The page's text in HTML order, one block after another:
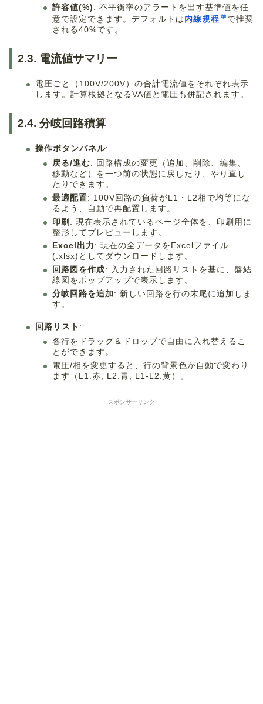
許容値(%) : 不平衡率のアラートを出す基準値を任
意で設定できます。デフォルトは 内線規程
で推奨
される40%です。
2.3. 電流値サマリー
電圧ごと（100V/200V）の合計電流値をそれぞれ表示
します。計算根拠となるVA値と電圧も併記されます。
2.4. 分岐回路積算
操作ボタンパネル:
戻る/進む: 回路構成の変更（追加、削除、編集、
移動など）を一つ前の状態に戻したり、やり直し
たりできます。
最適配置: 100V回路の負荷がL1・L2相で均等にな
るよう、自動で再配置します。
印刷 : 現在表示されているページ全体を、印刷用に
整形してプレビューします。
Excel出力 : 現在の全データをExcelファイル
(.xlsx)としてダウンロードします。
回路図を作成: 入力された回路リストを基に、盤結
線図をポップアップで表示します。
分岐回路を追加 : 新しい回路を行の末尾に追加しま
す。
回路リスト :
各行をドラッグ＆ドロップで自由に入れ替えるこ
とができます。
電圧/相を変更すると、行の背景色が自動で変わり
ます（L1:赤, L2:青, L1-L2:黄）。
スポンサーリンク